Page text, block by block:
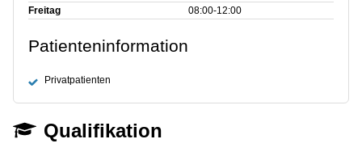
Freitag
08:00‑12:00
Patienteninformation
Privatpatienten
Qualifikation